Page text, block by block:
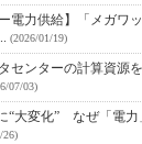
電力供給】「メガワ
(2026/01/19)
センターの計算資源
07/03)
“大変化” なぜ「電
26)